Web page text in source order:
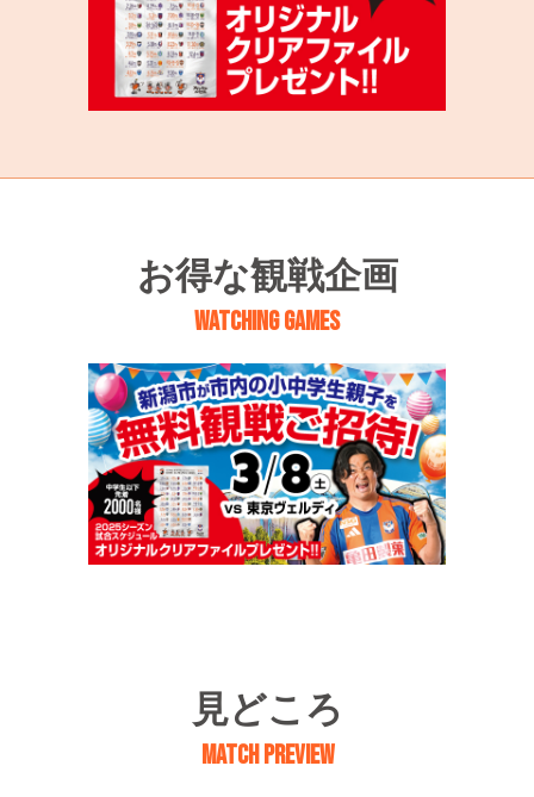
お得な観戦企画
WATCHING GAMES
見どころ
MATCH PREVIEW